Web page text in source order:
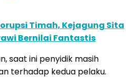
Timah, Kejagung Sita
Bernilai Fantastis
saat ini penyidik masih
terhadap kedua pelaku.